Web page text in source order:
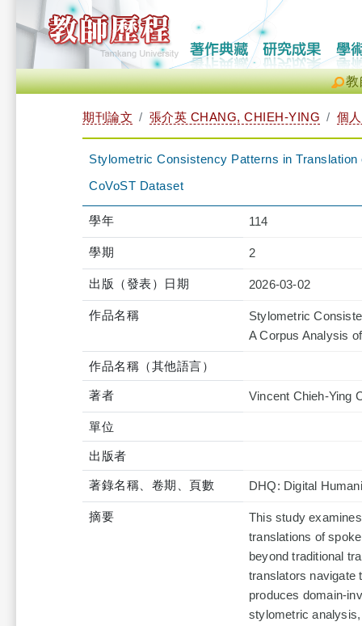
教
期刊論文 張介英 CHANG, CHIEH-YING 個
Stylometric Consistency Patterns in
CoVoST Dataset
學年 114
學期 2
出版（發表）日期 2026-03-02
作品名稱
Stylometric
A Corpus Analysis
作品名稱（其他語言）
著者 Vincent Chieh-Ying
單位
出版者
著錄名稱、卷期、頁數 DHQ: Digital
摘要
This study
translations of
beyond traditional
translators navigate
produces domain-
stylometric